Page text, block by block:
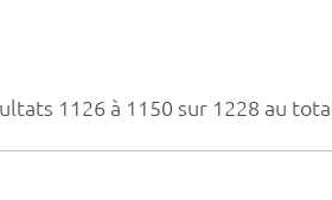
1126 à 1150 sur 1228 au